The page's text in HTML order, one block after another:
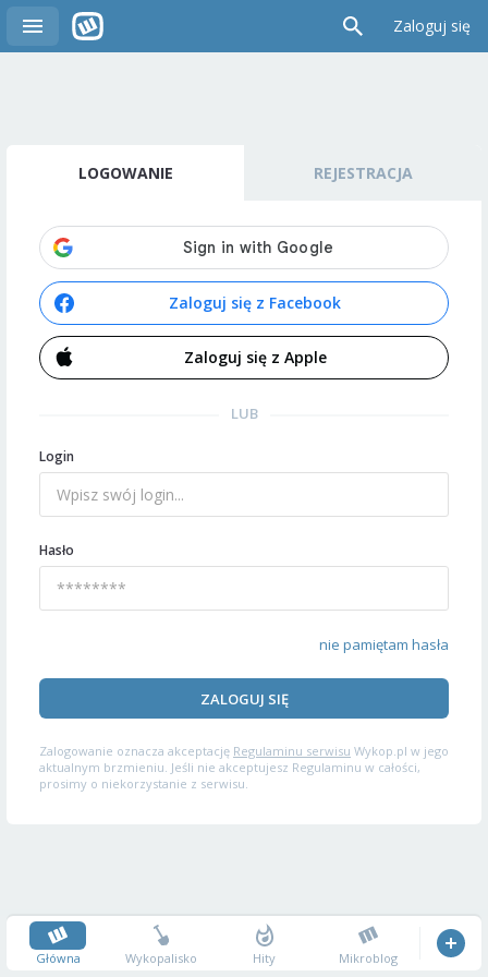
Zaloguj się
LOGOWANIE REJESTRACJA
Zaloguj się z Facebook
Zaloguj się z Apple
LUB
Login
Hasło
nie pamiętam hasła
ZALOGUJ SIĘ
Zalogowanie oznacza akceptację Regulaminu serwisu Wykop.pl w jego
aktualnym brzmieniu. Jeśli nie akceptujesz Regulaminu w całości,
prosimy o niekorzystanie z serwisu.
Główna Wykopalisko Hity Mikroblog